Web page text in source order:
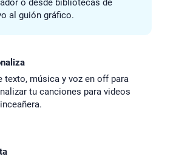
o desde bibliotecas de
al guión gráfico.
texto, música y voz en off para
tu canciones para videos